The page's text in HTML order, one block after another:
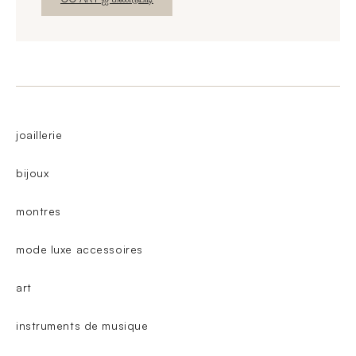
joaillerie
bijoux
montres
mode luxe accessoires
art
instruments de musique